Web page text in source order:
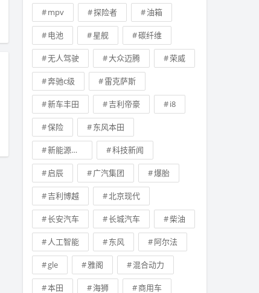
mpv 探险者 油箱
电池 星舰 碳纤维
无人驾驶 大众迈腾 荣威
奔驰c级 雷克萨斯
新车丰田 吉利帝豪 i8
保险 东风本田
新能源车补贴 科技新闻
启辰 广汽集团 爆胎
吉利博越 北京现代
长安汽车 长城汽车 柴油
人工智能 东风 阿尔法
gle 雅阁 混合动力
本田 海狮 商用车